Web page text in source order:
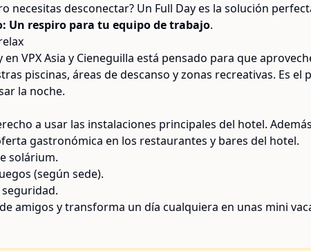
necesitas desconectar? Un Full Day es la solución
Un respiro para tu equipo de trabajo.
VPX Asia y Cieneguilla está pensado para que
piscinas, áreas de descanso y zonas recreativas. Es el
la noche.
a usar las instalaciones principales del hotel.
gastronómica en los restaurantes y bares del hotel.
solárium.
(según sede).
amigos y transforma un día cualquiera en unas mini